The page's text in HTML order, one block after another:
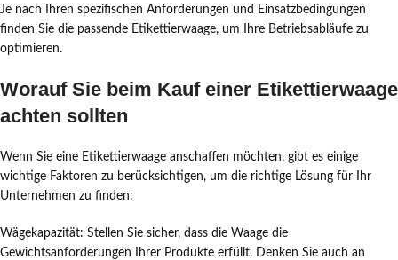
Je nach Ihren spezifischen Anforderungen und Einsatzbedingungen
finden Sie die passende Etikettierwaage, um Ihre Betriebsabläufe zu
optimieren.
Worauf Sie beim Kauf einer Etikettierwaage
achten sollten
Wenn Sie eine Etikettierwaage anschaffen möchten, gibt es einige
wichtige Faktoren zu berücksichtigen, um die richtige Lösung für Ihr
Unternehmen zu finden:
Wägekapazität: Stellen Sie sicher, dass die Waage die
Gewichtsanforderungen Ihrer Produkte erfüllt. Denken Sie auch an